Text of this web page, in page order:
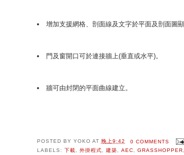
增加支援網格、剖面線及文字於平面及剖面圖顯
門及窗開口可於連接牆上(垂直或水平)。
牆可由封閉的平面曲線建立。
POSTED BY YOKO AT 晚上9:42
0 COMMENTS
LABELS: 下載, 外掛程式, 建築, AEC, GRASSHOPPER,